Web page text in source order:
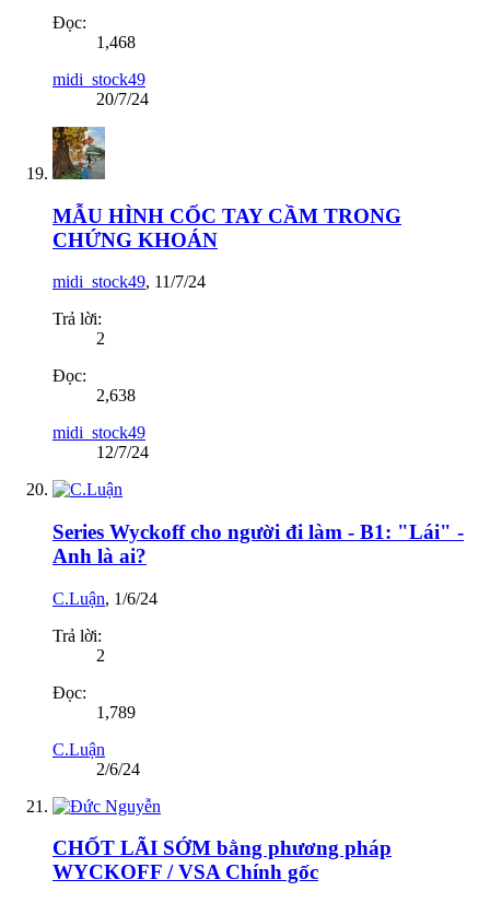
Đọc:
1,468
midi_stock49
20/7/24
MẪU HÌNH CỐC TAY CẦM TRONG
CHỨNG KHOÁN
midi_stock49, 11/7/24
Trả lời:
2
Đọc:
2,638
midi_stock49
12/7/24
Series Wyckoff cho người đi làm - B1: "Lái" -
Anh là ai?
C.Luận, 1/6/24
Trả lời:
2
Đọc:
1,789
C.Luận
2/6/24
CHỐT LÃI SỚM bằng phương pháp
WYCKOFF / VSA Chính gốc